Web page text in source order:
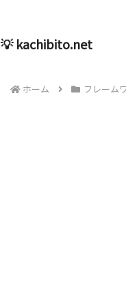
💡 kachibito.net
ホーム フレーム